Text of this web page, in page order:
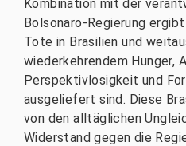
Kombination mit der
Bolsonaro-Regierung
Tote in Brasilien und
wiederkehrendem Hunger,
Perspektivlosigkeit und
ausgeliefert sind. Diese
von den alltäglichen
Widerstand gegen die